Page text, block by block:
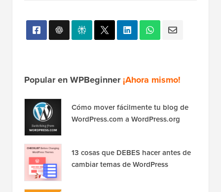
Popular en WPBeginner¡Ahora mismo!
Cómo mover fácilmente tu blog de
WordPress.com a WordPress.org
13 cosas que DEBES hacer antes de
cambiar temas de WordPress